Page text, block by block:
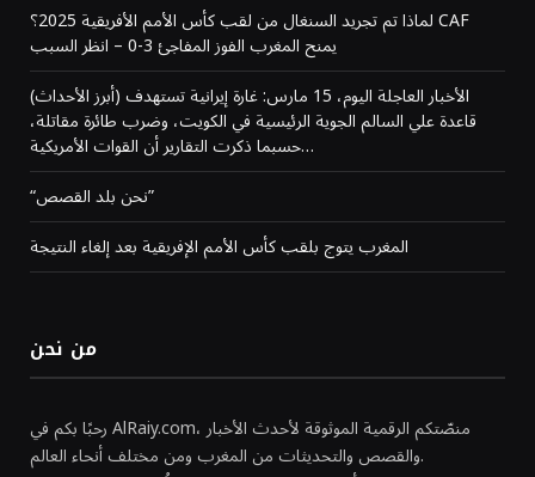
لماذا تم تجريد السنغال من لقب كأس الأمم الأفريقية 2025؟ CAF
يمنح المغرب الفوز المفاجئ 3-0 – انظر السبب
(أبرز الأحداث) الأخبار العاجلة اليوم، 15 مارس: غارة إيرانية تستهدف
قاعدة علي السالم الجوية الرئيسية في الكويت، وضرب طائرة مقاتلة،
حسبما ذكرت التقارير أن القوات الأمريكية…
“نحن بلد القصص”
المغرب يتوج بلقب كأس الأمم الإفريقية بعد إلغاء النتيجة
من نحن
رحبًا بكم في AlRaiy.com، منصّتكم الرقمية الموثوقة لأحدث الأخبار
والقصص والتحديثات من المغرب ومن مختلف أنحاء العالم.